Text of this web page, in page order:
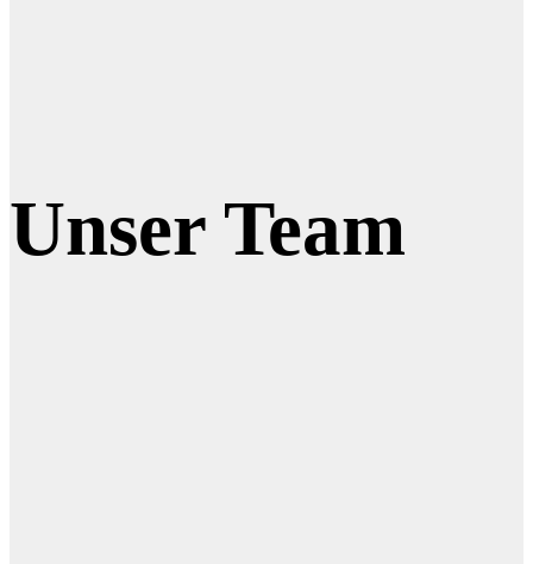
Unser Team